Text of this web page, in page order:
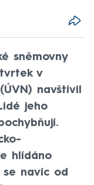
sněmovny
v
navštívil
jeho
hlídáno
se navíc od